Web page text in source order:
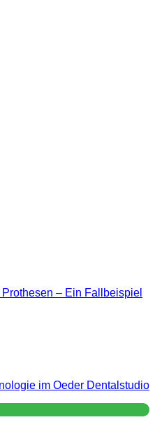
– Ein Fallbeispiel
im Oeder Dentalstudio